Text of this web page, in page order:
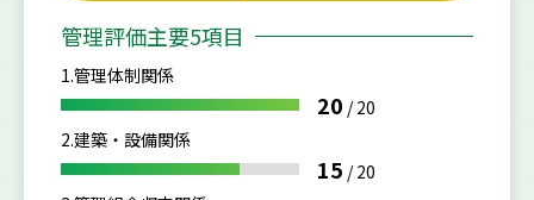
管理評価主要5項目
1.管理体制関係
20 /20
2.建築・設備関係
15 /20